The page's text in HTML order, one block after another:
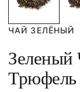
ЧАЙ ЗЕЛЁНЫЙ
Зеленый
Трюфель